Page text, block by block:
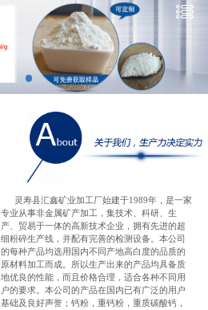
网站首页
关于我们
新闻资讯
联系我们
灵寿县汇鑫矿业加工厂始建于1989年，是一家
专业从事非金属矿产加工，集技术、科研、生
产、贸易于一体的高新技术企业，拥有先进的超
细粉碎生产线，并配有完善的检测设备。本公司
的每种产品均选用国内不同产地高白度的品质的
原材料加工而成。所以生产出来的产品均具备质
地优良的性能，而且价格合理，适合各种不同用
户的要求。本公司的产品在国内已有广泛的用户
基础及良好声誉；钙粉，重钙粉，重质碳酸钙，